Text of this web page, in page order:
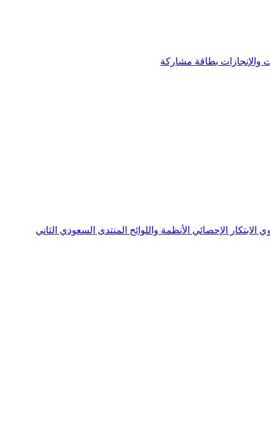
والإنجازات بطاقة مشاركة
الابتكار الإحصائي الأنظمة واللوائح المنتدى السعودي الثاني